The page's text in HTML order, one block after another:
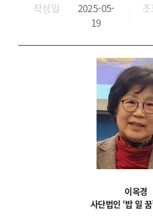
작성일
2025-05-
19
이옥경
사단법인 ‘밥 일